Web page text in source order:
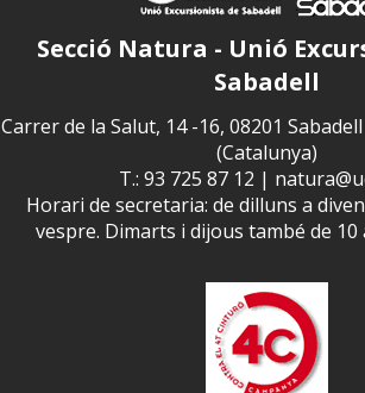
Secció Natura - Unió
Sabadell
Carrer de la Salut, 14 -16, 08201
(Catalunya)
T.: 93 725 87 12 |
Horari de secretaria: de dilluns a
vespre. Dimarts i dijous també de 10